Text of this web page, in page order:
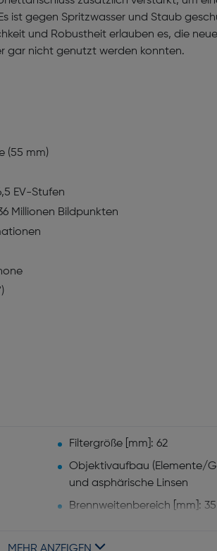
ist gegen Spritzwasser und Staub
und Robustheit erlauben es, die
gar nicht genutzt werden konnten.
(55 mm)
EV-Stufen
Millionen Bildpunkten
Filtergröße [mm]: 62
Objektivaufbau (Elemente/
und asphärische Linsen
Brennweitenbereich [mm]: